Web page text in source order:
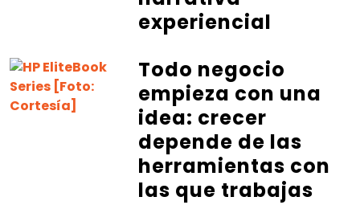
experiencial
Todo negocio
empieza con una
idea: crecer
depende de las
herramientas con
las que trabajas